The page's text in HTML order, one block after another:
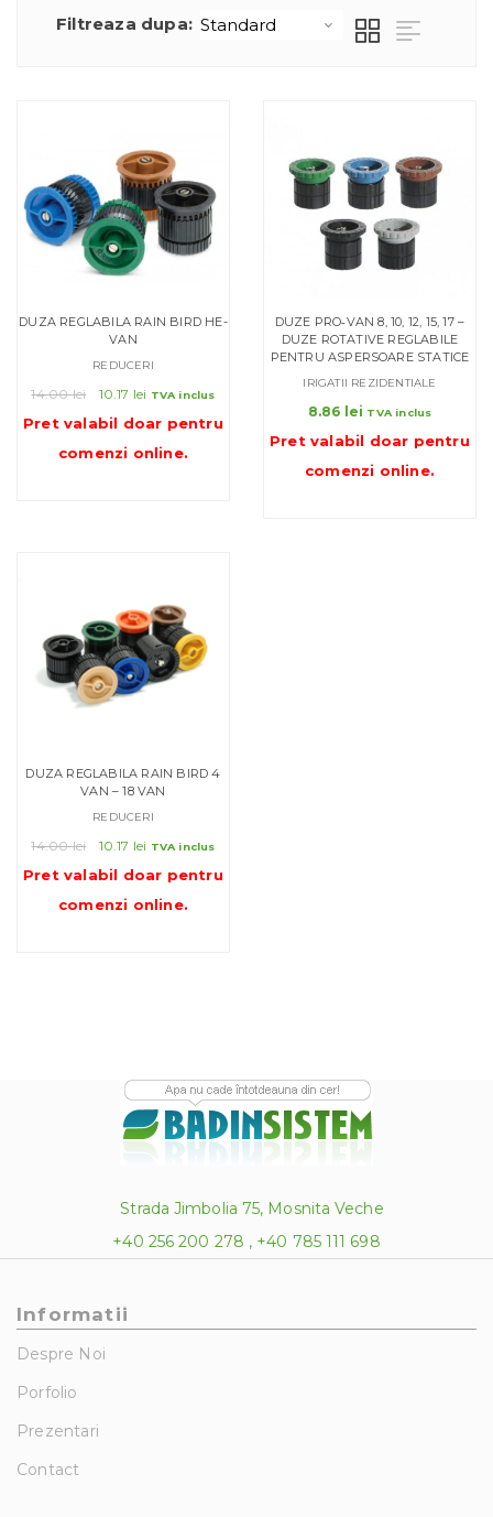
Filtreaza dupa:
DUZA REGLABILA RAIN BIRD HE-
VAN
REDUCERI
14.00lei
Prețul
a
fost:
10.17 lei Prețul
este:
10.17 lei.
TVA inclus
Pret valabil doar pentru
comenzi online.
DUZE PRO‑VAN 8, 10, 12, 15, 17 –
DUZE ROTATIVE REGLABILE
PENTRU ASPERSOARE STATICE
IRIGATII REZIDENTIALE
8.86 lei TVA inclus
Pret valabil doar pentru
comenzi online.
DUZA REGLABILA RAIN BIRD 4
VAN – 18 VAN
REDUCERI
14.00lei
Prețul
a
fost:
10.17 lei Prețul
este:
10.17 lei.
TVA inclus
Pret valabil doar pentru
comenzi online.
Strada Jimbolia 75, Mosnita Veche
+40 256 200 278 , +40 785 111 698
Informatii
Despre Noi
Porfolio
Prezentari
Contact